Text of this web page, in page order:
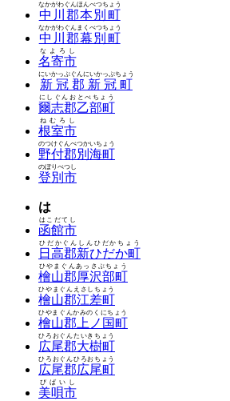
中川郡本別町
なかがわぐんほんべつちょう
中川郡幕別町
なかがわぐんまくべつちょう
名寄市
なよろし
新冠郡新冠町
にいかっぷぐんにいかっぷちょう
爾志郡乙部町
にしぐんおとべちょう
根室市
ねむろし
野付郡別海町
のつけぐんべつかいちょう
登別市
のぼりべつし
は
函館市
はこだてし
日高郡新ひだか町
ひだかぐんしんひだかちょう
檜山郡厚沢部町
ひやまぐんあっさぶちょう
檜山郡江差町
ひやまぐんえさしちょう
檜山郡上ノ国町
ひやまぐんかみのくにちょう
広尾郡大樹町
ひろおぐんたいきちょう
広尾郡広尾町
ひろおぐんひろおちょう
美唄市
びばいし